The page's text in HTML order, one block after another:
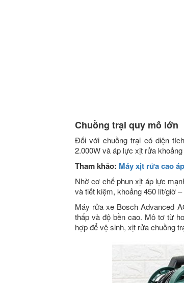
Chuồng trại quy mô lớn
Đối với chuồng trại có diện
2.000W và áp lực xịt rửa
Tham khảo: Máy xịt rửa cao
Nhờ cơ chế phun xịt áp lực
và tiết kiệm, khoảng 450 lít/giờ
Máy rửa xe Bosch Advanced
thấp và độ bền cao. Mô tơ từ
hợp để vệ sinh, xịt rửa chuồng